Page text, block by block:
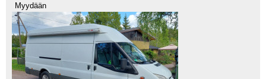
Myydään